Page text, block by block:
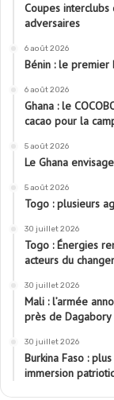
Coupes
adversaires
6 août 2026
Bénin : le premier
6 août 2026
Ghana : le
cacao pour la
5 août 2026
Le Ghana
5 août 2026
Togo : plusieurs
30 juillet 2026
Togo : Énergies
acteurs du
30 juillet 2026
Mali : l’armée
près de Dagabory
30 juillet 2026
Burkina Faso :
immersion